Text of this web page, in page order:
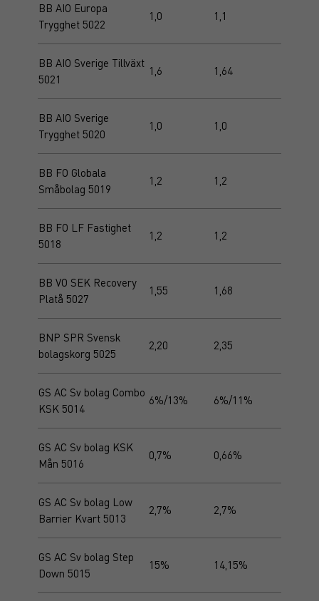
BB AIO Europa
Trygghet 5022
1,0 1,1
BB AIO Sverige Tillväxt
5021
1,6 1,64
BB AIO Sverige
Trygghet 5020
1,0 1,0
BB FO Globala
Småbolag 5019
1,2 1,2
BB FO LF Fastighet
5018
1,2 1,2
BB VO SEK Recovery
Platå 5027
1,55 1,68
BNP SPR Svensk
bolagskorg 5025
2,20 2,35
GS AC Sv bolag Combo
KSK 5014
6%/13% 6%/11%
GS AC Sv bolag KSK
Mån 5016
0,7% 0,66%
GS AC Sv bolag Low
Barrier Kvart 5013
2,7% 2,7%
GS AC Sv bolag Step
Down 5015
15% 14,15%